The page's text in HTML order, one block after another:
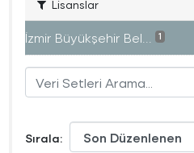
Lisanslar
İzmir Büyükşehir Bel... 1
Sırala